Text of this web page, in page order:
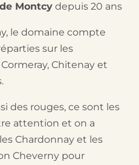
Montcy depuis 20 ans
le domaine compte
sur les
Chitenay et
des rouges, ce sont les
attention et on a
Chardonnay et les
Cheverny pour